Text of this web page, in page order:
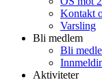
Kontakt
Varsling
Bli medlem
Bli
Aktiviteter